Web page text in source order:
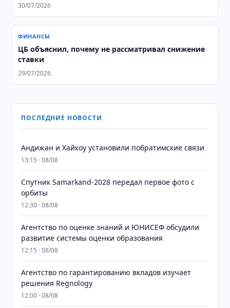
30/07/2026
ФИНАНСЫ
ЦБ объяснил, почему не рассматривал снижение
ставки
29/07/2026
ПОСЛЕДНИЕ НОВОСТИ
Андижан и Хайкоу установили побратимские связи
13:15 · 08/08
Спутник Samarkand-2028 передал первое фото с
орбиты
12:30 · 08/08
Агентство по оценке знаний и ЮНИСЕФ обсудили
развитие системы оценки образования
12:15 · 08/08
Агентство по гарантированию вкладов изучает
решения Regnology
12:00 · 08/08